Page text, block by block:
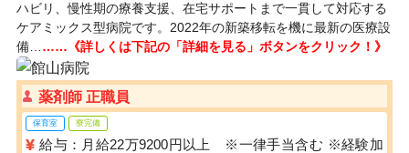
ハビリ、慢性期の療養支援、在宅サポートまで一貫して対応する
ケアミックス型病院です。2022年の新築移転を機に最新の医療設
備… ……《詳しくは下記の「詳細を見る」ボタンをクリック！》
薬剤師 正職員
保育室 寮完備
給与：月給22万9200円以上 ※一律手当含む ※経験加